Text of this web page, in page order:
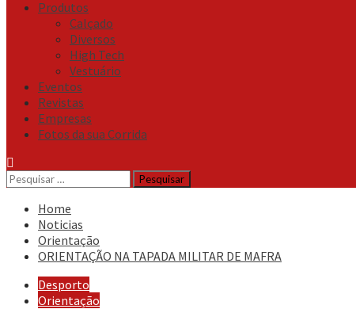
Produtos
Calçado
Diversos
High Tech
Vestuário
Eventos
Revistas
Empresas
Fotos da sua Corrida
Pesquisar
por:
Home
Noticias
Orientação
ORIENTAÇÃO NA TAPADA MILITAR DE MAFRA
Desporto
Orientação